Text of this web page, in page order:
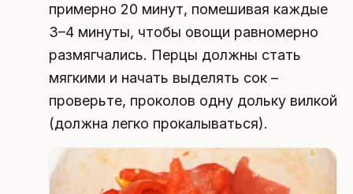
примерно 20 минут, помешивая каждые
3–4 минуты, чтобы овощи равномерно
размягчались. Перцы должны стать
мягкими и начать выделять сок –
проверьте, проколов одну дольку вилкой
(должна легко прокалываться).